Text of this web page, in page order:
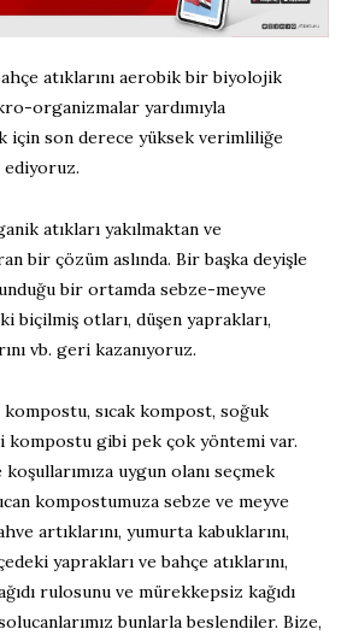
atıklarını aerobik bir biyolojik
organizmalar yardımıyla
için son derece yüksek verimliliğe
atıkları yakılmaktan ve
bir çözüm aslında. Bir başka deyişle
bir ortamda sebze-meyve
biçilmiş otları, düşen yaprakları,
vb. geri kazanıyoruz.
sıcak kompost, soğuk
kompostu gibi pek çok yöntemi var.
koşullarımıza uygun olanı seçmek
kompostumuza sebze ve meyve
artıklarını, yumurta kabuklarını,
yaprakları ve bahçe atıklarını,
rulosunu ve mürekkepsiz kağıdı
bunlarla beslendiler. Bize,